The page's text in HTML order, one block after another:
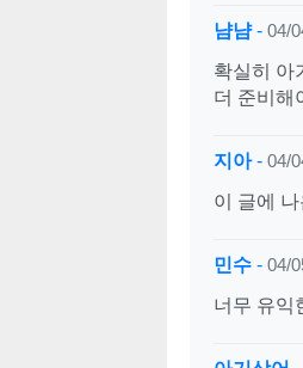
냠냠- 04/
확실히 아
더 준비해
지아- 04/
이 글에
민수- 04/
너무 유익